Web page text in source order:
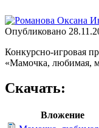
Опубликовано
Конкурсно-игровая
«Мамочка, любимая,
Скачать:
Вложение